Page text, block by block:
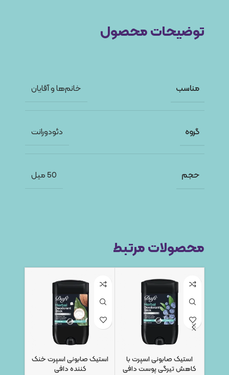
توضیحات محصول
مناسب خانم‌ها و آقایان
گروه دئودورانت
حجم 50 میل
محصولات مرتبط
استیک صابونی اسپرت با
کاهش تیرگی پوست دافی
استیک صابونی اسپرت خنک
کننده دافی